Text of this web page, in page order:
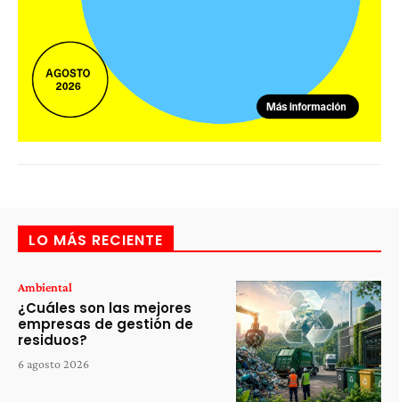
LO MÁS RECIENTE
Ambiental
¿Cuáles son las mejores
empresas de gestión de
residuos?
6 agosto 2026